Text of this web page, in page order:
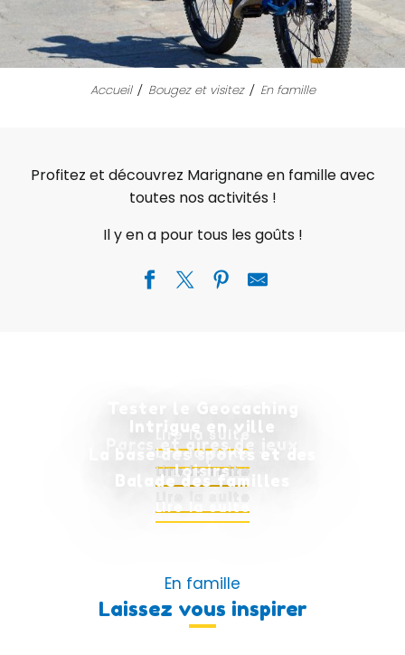
Accueil Bougez et visitez En famille
Profitez et découvrez Marignane en famille avec
toutes nos activités !
Il y en a pour tous les goûts !
Tester le Geocaching
Lire la suite
Intrigue en ville
Lire la suite
Parcs et aires de jeux
Lire la suite
La base des sports et des
loisirs
Balade des familles
Lire la suite
En famille
Laissez vous inspirer